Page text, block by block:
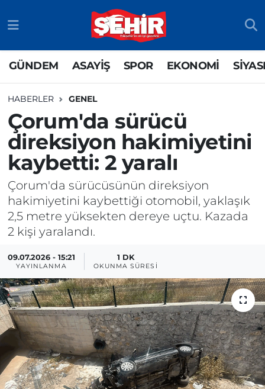
GÜNDEM ASAYİŞ SPOR EKONOMİ
HABERLER GENEL
Çorum'da sürücü
direksiyon hakimiyetini
kaybetti: 2 yaralı
Çorum'da sürücüsünün direksiyon
hakimiyetini kaybettiği otomobil, yaklaşık
2,5 metre yüksekten dereye uçtu. Kazada
2 kişi yaralandı.
09.07.2026 - 15:21
YAYINLANMA
1 DK
OKUNMA SÜRESI
SPOR
EKONOMİ
SİYASET
RESMİ İLAN
SİYASET
SPOR
EKONOMİ
EĞİTİM
SAĞLIK
TEKNOLOJİ
BÖLGE
YAŞAM
DÜNYA
GENEL
Odunpazarı Nöbetçi Eczaneler
Odunpazarı Hava Durumu
Odunpazarı Trafik Yoğunluk Haritası
TFF 3.Lig 4.Grup Puan Durumu ve Fikstür
Tüm Manşetler
Son Dakika Haberleri
Haber Arşivi